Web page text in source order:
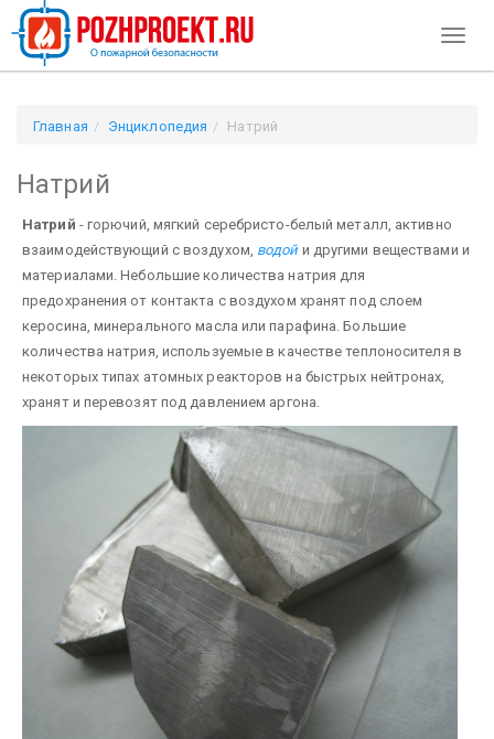
Главная Энциклопедия Натрий
Натрий
Натрий - горючий, мягкий серебристо-белый металл, активно
взаимодействующий с воздухом, водойи другими веществами и
материалами. Небольшие количества натрия для
предохранения от контакта с воз­духом хранят под слоем
керосина, минерального масла или парафина. Большие
количества натрия, исполь­зуемые в качестве теплоносителя в
некоторых типах атомных реакторов на быстрых нейтронах,
хранят и перевозят под давлением аргона.